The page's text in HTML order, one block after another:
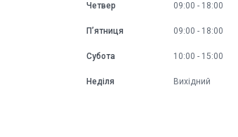
Четвер 09:00 18:00
Пʼятниця 09:00 18:00
Субота 10:00 15:00
Неділя Вихідний